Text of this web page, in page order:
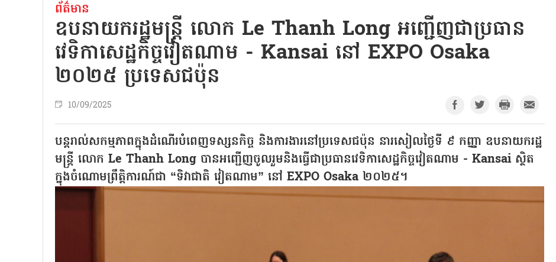
ព័ត៌មាន
ឧបនាយករដ្ឋមន្ត្រី លោក Le Thanh Long អញ្ជើញជាប្រធាន
វេទិកាសេដ្ឋកិច្ចវៀតណាម - Kansai នៅ EXPO Osaka
២០២៥ ប្រទេសជប៉ុន
10/09/2025
បន្តរាល់សកម្មភាពក្នុងដំណើរបំពេញទស្សនកិច្ច និងការងារនៅប្រទេសជប៉ុន នារសៀលថ្ងៃទី ៩ កញ្ញា ឧបនាយករដ្ឋ
មន្ត្រី លោក Le Thanh Long បានអញ្ជើញចូលរួមនិងធ្វើជាប្រធានវេទិកាសេដ្ឋកិច្ចវៀតណាម - Kansai ស្ថិត
ក្នុងចំណោមព្រឹត្តិការណ៍ជា “ទិវាជាតិ វៀតណាម” នៅ EXPO Osaka ២០២៥។